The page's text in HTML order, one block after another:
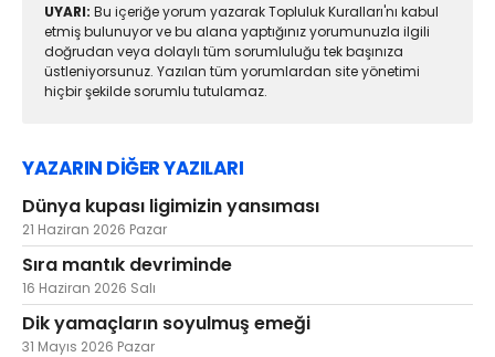
UYARI: Bu içeriğe yorum yazarak Topluluk Kuralları'nı kabul
etmiş bulunuyor ve bu alana yaptığınız yorumunuzla ilgili
doğrudan veya dolaylı tüm sorumluluğu tek başınıza
üstleniyorsunuz. Yazılan tüm yorumlardan site yönetimi
hiçbir şekilde sorumlu tutulamaz.
YAZARIN DİĞER YAZILARI
Dünya kupası ligimizin yansıması
21 Haziran 2026 Pazar
Sıra mantık devriminde
16 Haziran 2026 Salı
Dik yamaçların soyulmuş emeği
31 Mayıs 2026 Pazar